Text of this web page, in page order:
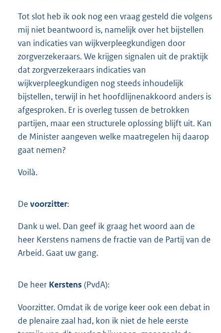
Tot slot heb ik ook nog een vraag gesteld die volgens
mij niet beantwoord is, namelijk over het bijstellen
van indicaties van wijkverpleegkundigen door
zorgverzekeraars. We krijgen signalen uit de praktijk
dat zorgverzekeraars indicaties van
wijkverpleegkundigen nog steeds inhoudelijk
bijstellen, terwijl in het hoofdlijnenakkoord anders is
afgesproken. Er is overleg tussen de betrokken
partijen, maar een structurele oplossing blijft uit. Kan
de Minister aangeven welke maatregelen hij daarop
gaat nemen?
Voilà.
De voorzitter:
Dank u wel. Dan geef ik graag het woord aan de
heer Kerstens namens de fractie van de Partij van de
Arbeid. Gaat uw gang.
De heer Kerstens (PvdA):
Voorzitter. Omdat ik de vorige keer ook een debat in
de plenaire zaal had, kon ik niet de hele eerste